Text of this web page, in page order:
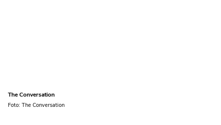
The Conversation
Foto: The Conversation